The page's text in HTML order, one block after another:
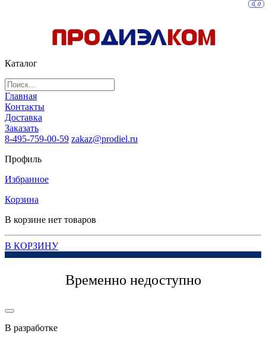
Каталог
Главная
Контакты
Доставка
Заказать
8-495-759-00-59 zakaz@prodiel.ru
Профиль
Избранное
0
Корзина
0
В корзине нет товаров
В КОРЗИНУ
Временно недоступно
В разработке